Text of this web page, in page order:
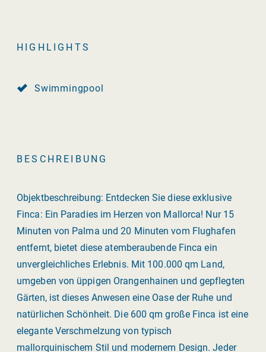
HIGHLIGHTS
Swimmingpool
BESCHREIBUNG
Objektbeschreibung: Entdecken Sie diese exklusive
Finca: Ein Paradies im Herzen von Mallorca! Nur 15
Minuten von Palma und 20 Minuten vom Flughafen
entfernt, bietet diese atemberaubende Finca ein
unvergleichliches Erlebnis. Mit 100.000 qm Land,
umgeben von üppigen Orangenhainen und gepflegten
Gärten, ist dieses Anwesen eine Oase der Ruhe und
natürlichen Schönheit. Die 600 qm große Finca ist eine
elegante Verschmelzung von typisch
mallorquinischem Stil und modernem Design. Jeder